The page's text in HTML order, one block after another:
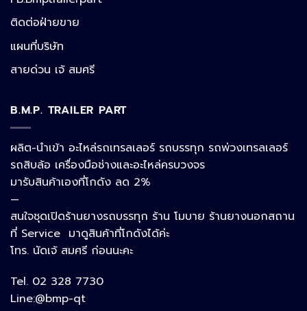
ติดต่อฝ่ายขาย
แผนที่บริษัท
สายด่วน เจ้ สมศรี
B.M.P. TRAILER PART
ผลิต-นำเข้า อะไหล่รถเทรลเลอร์ รถบรรทุก รถพ่วงเทรลเลอร์
รถสิบล้อ เครื่องมือช่างและอะไหล่ครบวงจร
มารับสินค้าเองที่โกดัง ลด 2%
—
สนใจชุดเปิดร้านยางรถบรรทุก ร้าน โมบาย ร้านยางนอกสถาน
ที่ Service มาดูสินค้าที่โกดังได้ค่ะ
โทร. นัดเจ้ สมศรี ก่อนนะคะ
Tel. 02 328 7730
Line:@bmp-qt